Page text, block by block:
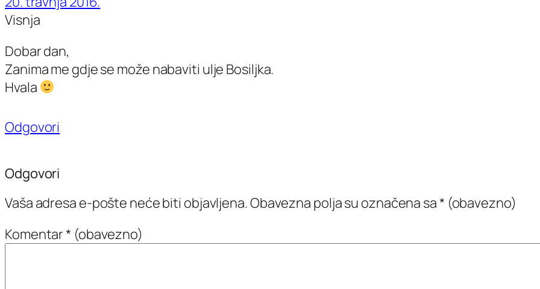
Visnja
Dobar dan,
Zanima me gdje se može nabaviti ulje Bosiljka.
Hvala
Odgovori
Odgovori
Vaša adresa e-pošte neće biti objavljena.Obavezna polja su označena sa* (obavezno)
Komentar* (obavezno)